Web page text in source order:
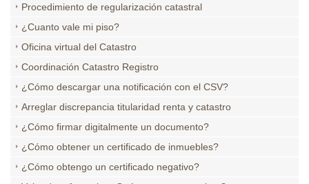
Procedimiento de regularización catastral
¿Cuanto vale mi piso?
Oficina virtual del Catastro
Coordinación Catastro Registro
¿Cómo descargar una notificación con el CSV?
Arreglar discrepancia titularidad renta y catastro
¿Cómo firmar digitalmente un documento?
¿Cómo obtener un certificado de inmuebles?
¿Cómo obtengo un certificado negativo?